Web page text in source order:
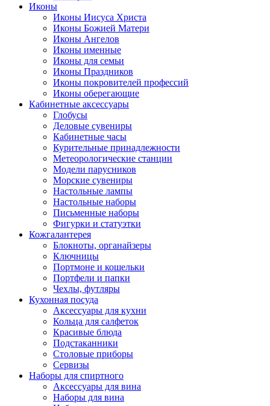
Иконы
Иконы Иисуса Христа
Иконы Божией Матери
Иконы Ангелов
Иконы именные
Иконы для семьи
Иконы Праздников
Иконы покровителей профессий
Иконы оберегающие
Кабинетные аксессуары
Глобусы
Деловые сувениры
Кабинетные часы
Курительные принадлежности
Метеорологические станции
Модели парусников
Морские сувениры
Настольные лампы
Настольные наборы
Письменные наборы
Фигурки и статуэтки
Кожгалантерея
Блокноты, органайзеры
Ключницы
Портмоне и кошельки
Портфели и папки
Чехлы, футляры
Кухонная посуда
Аксессуары для кухни
Кольца для салфеток
Красивые блюда
Подстаканники
Столовые приборы
Cервизы
Наборы для спиртного
Аксессуары для вина
Наборы для вина